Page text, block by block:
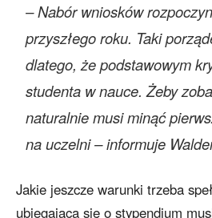
– Nabór wniosków
przyszłego roku. Taki
dlatego, że podstawowym
studenta w nauce. Żeby
naturalnie musi minąć
na uczelni – informuje
Jakie jeszcze warunki trzeba
ubiegająca się o stypendium